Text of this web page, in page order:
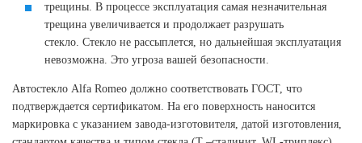
трещины. В процессе эксплуатация самая незначительная
трещина увеличивается и продолжает разрушать
стекло. Стекло не рассыплется, но дальнейшая эксплуатация
невозможна. Это угроза вашей безопасности.
Автостекло Alfa Romeo должно соответствовать ГОСТ, что
подтверждается сертификатом. На его поверхность наносится
маркировка с указанием завода-изготовителя, датой изготовления,